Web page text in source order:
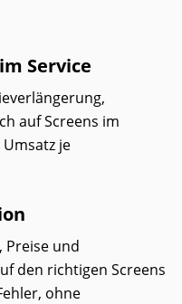
Service
auf Screens im
je
Preise und
den richtigen Screens
ohne